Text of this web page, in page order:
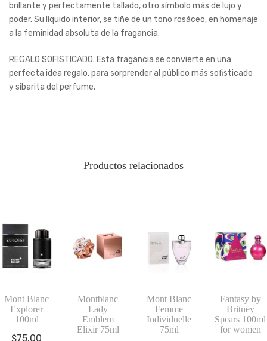
brillante y perfectamente tallado, otro símbolo más de lujo y
poder. Su líquido interior, se tiñe de un tono rosáceo, en homenaje
a la feminidad absoluta de la fragancia.
REGALO SOFISTICADO. Esta fragancia se convierte en una
perfecta idea regalo, para sorprender al público más sofisticado
y sibarita del perfume.
Productos relacionados
Mont Blanc
Explorer
100ml
$75.00
Montblanc
Lady
Emblem
Elixir 75ml
Mont Blanc
Femme
Individuelle
75ml
Fantasy by
Britney
Spears 100ml
for women